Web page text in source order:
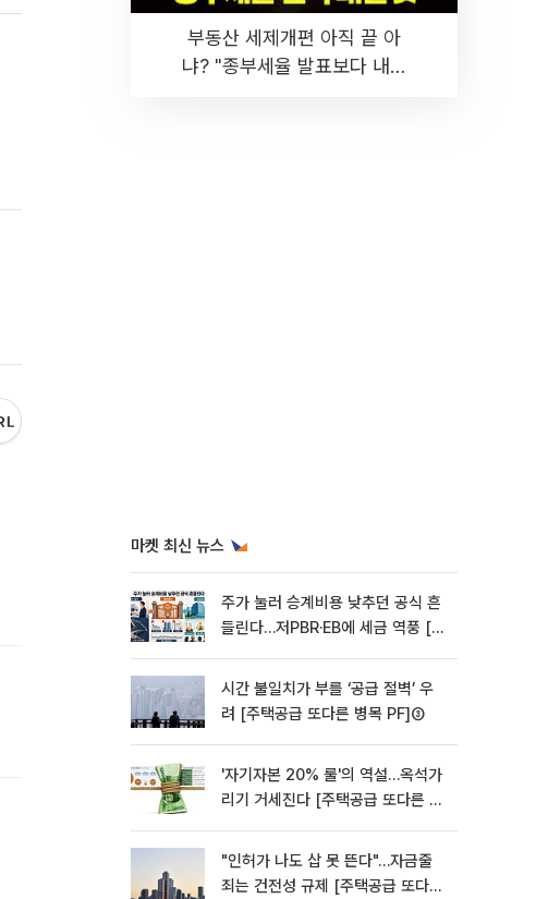
부동산 세제개편 아직 끝 아
냐? "종부세율 발표보다 내릴
마켓 최신 뉴스
주가 눌러 승계비용 낮추던 공식 흔
들린다…저PBR·EB에 세금 역풍 [기
시간 불일치가 부를 ‘공급 절벽’ 우
려 [주택공급 또다른 병목 PF]③
'자기자본 20% 룰'의 역설…옥석가
리기 거세진다 [주택공급 또다른 병
"인허가 나도 삽 못 뜬다"…자금줄
죄는 건전성 규제 [주택공급 또다른